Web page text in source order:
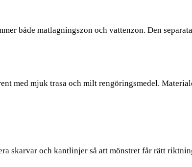
både matlagningszon och vattenzon. Den
med mjuk trasa och milt rengöringsmedel.
skarvar och kantlinjer så att mönstret får rätt